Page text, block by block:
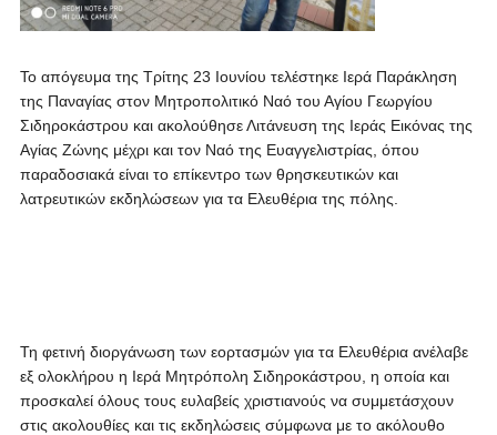
Το απόγευμα της Τρίτης 23 Ιουνίου τελέστηκε Ιερά Παράκληση
της Παναγίας στον Μητροπολιτικό Ναό του Αγίου Γεωργίου
Σιδηροκάστρου και ακολούθησε Λιτάνευση της Ιεράς Εικόνας της
Αγίας Ζώνης μέχρι και τον Ναό της Ευαγγελιστρίας, όπου
παραδοσιακά είναι το επίκεντρο των θρησκευτικών και
λατρευτικών εκδηλώσεων για τα Ελευθέρια της πόλης.
Τη φετινή διοργάνωση των εορτασμών για τα Ελευθέρια ανέλαβε
εξ ολοκλήρου η Ιερά Μητρόπολη Σιδηροκάστρου, η οποία και
προσκαλεί όλους τους ευλαβείς χριστιανούς να συμμετάσχουν
στις ακολουθίες και τις εκδηλώσεις σύμφωνα με το ακόλουθο